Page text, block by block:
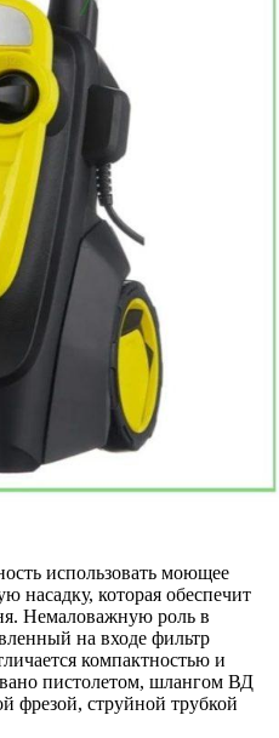
использовать моющее
насадку, которая обеспечит
Немаловажную роль в
на входе фильтр
компактностью и
пистолетом, шлангом ВД
фрезой, струйной трубкой